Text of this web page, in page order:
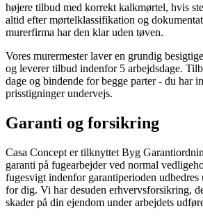
højere tilbud med korrekt kalkmørtel, hvis
altid efter mørtelklassifikation og
murerfirma har den klar uden tøven.
Vores murermester laver en grundig
og leverer tilbud indenfor 5 arbejdsdage.
dage og bindende for begge parter - du har
prisstigninger undervejs.
Garanti og forsikring
Casa Concept er tilknyttet Byg
garanti på fugearbejder ved normal
fugesvigt indenfor garantiperioden udbedres
for dig. Vi har desuden erhvervsforsikring,
skader på din ejendom under arbejdets